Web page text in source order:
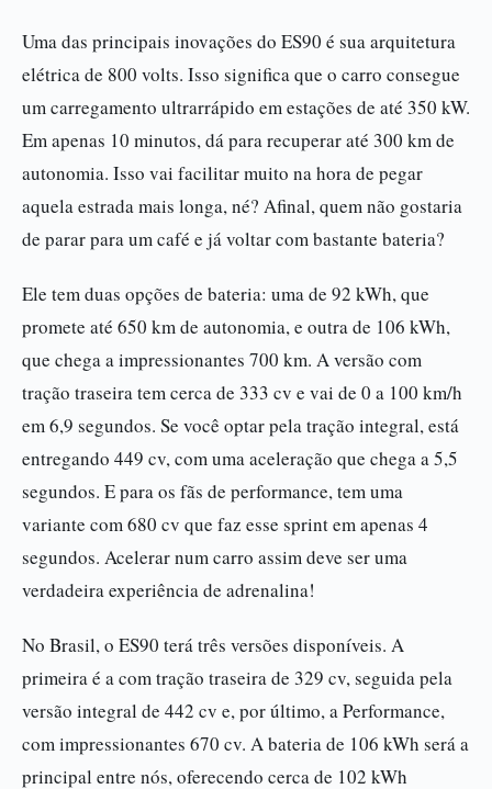
Uma das principais inovações do ES90 é sua arquitetura
elétrica de 800 volts. Isso significa que o carro consegue
um carregamento ultrarrápido em estações de até 350 kW.
Em apenas 10 minutos, dá para recuperar até 300 km de
autonomia. Isso vai facilitar muito na hora de pegar
aquela estrada mais longa, né? Afinal, quem não gostaria
de parar para um café e já voltar com bastante bateria?
Ele tem duas opções de bateria: uma de 92 kWh, que
promete até 650 km de autonomia, e outra de 106 kWh,
que chega a impressionantes 700 km. A versão com
tração traseira tem cerca de 333 cv e vai de 0 a 100 km/h
em 6,9 segundos. Se você optar pela tração integral, está
entregando 449 cv, com uma aceleração que chega a 5,5
segundos. E para os fãs de performance, tem uma
variante com 680 cv que faz esse sprint em apenas 4
segundos. Acelerar num carro assim deve ser uma
verdadeira experiência de adrenalina!
No Brasil, o ES90 terá três versões disponíveis. A
primeira é a com tração traseira de 329 cv, seguida pela
versão integral de 442 cv e, por último, a Performance,
com impressionantes 670 cv. A bateria de 106 kWh será a
principal entre nós, oferecendo cerca de 102 kWh